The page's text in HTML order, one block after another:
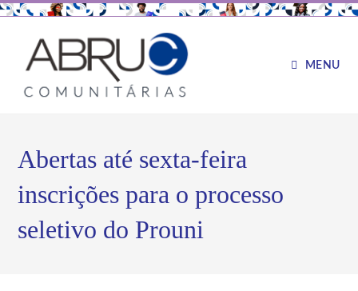
MENU
Abertas até sexta-feira
inscrições para o processo
seletivo do Prouni